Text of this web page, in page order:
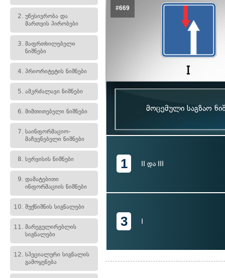
2. უწესივრობა და
მართვის პირობები
3. მაფრთხილებელი
ნიშნები
4. პრიორიტეტის ნიშნები
5. ამკრძალავი ნიშნები
6. მიმთითებელი ნიშნები
7. საინფორმაციო-
მაჩვენებელი ნიშნები
8. სერვისის ნიშნები
9. დამატებითი
ინფორმაციის ნიშნები
10. შუქნიშნის სიგნალები
11. მარეგულირებლის
სიგნალები
12. სპეციალური სიგნალის
გამოყენება
#669
მოცემული საგზაო
1 II და III
3 I